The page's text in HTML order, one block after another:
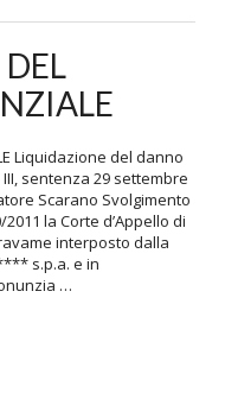
Liquidazione del danno
sentenza 29 settembre
Scarano Svolgimento
la Corte d’Appello di
interposto dalla
s.p.a. e in
…